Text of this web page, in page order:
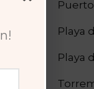
Spanje
Spanje Playa
Playa